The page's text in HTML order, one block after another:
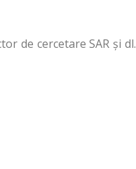
de cercetare SAR şi dl.